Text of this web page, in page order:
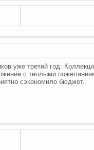
уже третий год.
с теплыми
сэкономило бюджет.